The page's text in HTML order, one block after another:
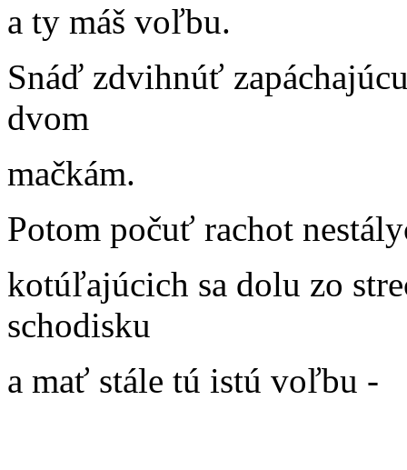
a ty máš voľbu.
Snáď zdvihnúť
dvom
mačkám.
Potom počuť rachot
kotúľajúcich sa dolu zo
schodisku
a mať stále tú istú voľbu -